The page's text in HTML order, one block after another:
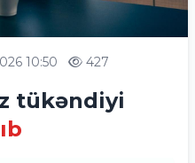
10:50 427
tükəndiyi